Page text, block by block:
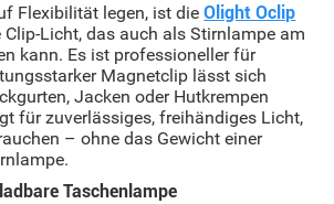
Flexibilität legen, ist dieOlight Oclip
Licht, das auch als Stirnlampe am
kann. Es ist professioneller für
Magnetclip lässt sich
Jacken oder Hutkrempen
für zuverlässiges, freihändiges Licht,
– ohne das Gewicht einer
Taschenlampe